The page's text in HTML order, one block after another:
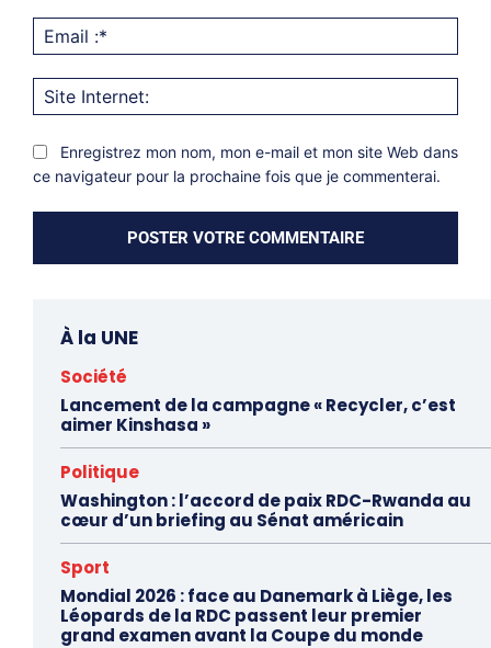
:*
Enregistrez mon nom, mon e-mail et mon site Web dans
ce navigateur pour la prochaine fois que je commenterai.
À la UNE
Société
Lancement de la campagne « Recycler, c’est
aimer Kinshasa »
Politique
Washington : l’accord de paix RDC-Rwanda au
cœur d’un briefing au Sénat américain
Sport
Mondial 2026 : face au Danemark à Liège, les
Léopards de la RDC passent leur premier
grand examen avant la Coupe du monde